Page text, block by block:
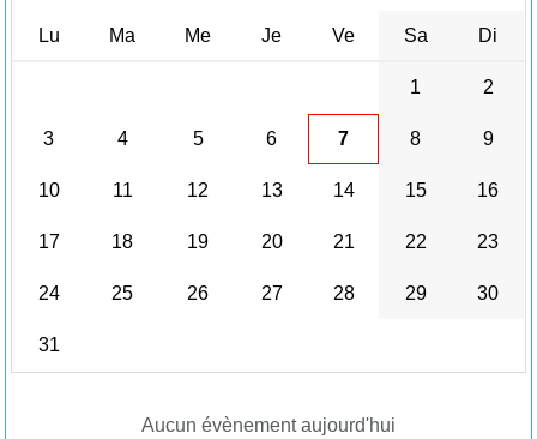
Lu Ma Me Je Ve Sa Di
1 2
3 4 5 6 7 8 9
10 11 12 13 14 15 16
17 18 19 20 21 22 23
24 25 26 27 28 29 30
31
Aucun évènement aujourd'hui